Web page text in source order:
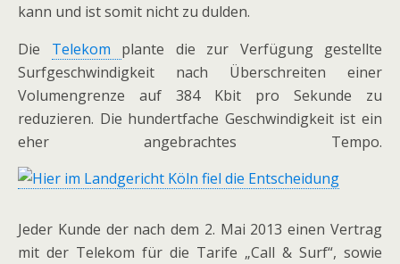
kann und ist somit nicht zu dulden.
Die Telekom plante die zur Verfügung gestellte
Surfgeschwindigkeit nach Überschreiten einer
Volumengrenze auf 384 Kbit pro Sekunde zu
reduzieren. Die hundertfache Geschwindigkeit ist ein
eher angebrachtes Tempo.
Jeder Kunde der nach dem 2. Mai 2013 einen Vertrag
mit der Telekom für die Tarife „Call & Surf“, sowie